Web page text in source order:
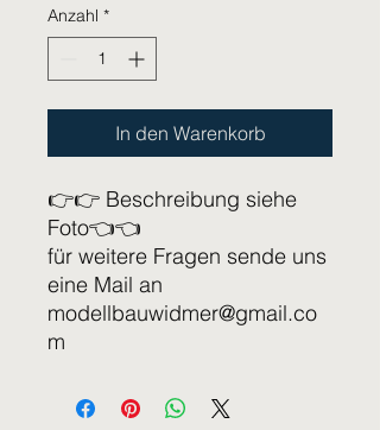
Anzahl *
In den Warenkorb
👉👉 Beschreibung siehe
Foto👈👈
für weitere Fragen sende uns
eine Mail an
modellbauwidmer@gmail.co
m